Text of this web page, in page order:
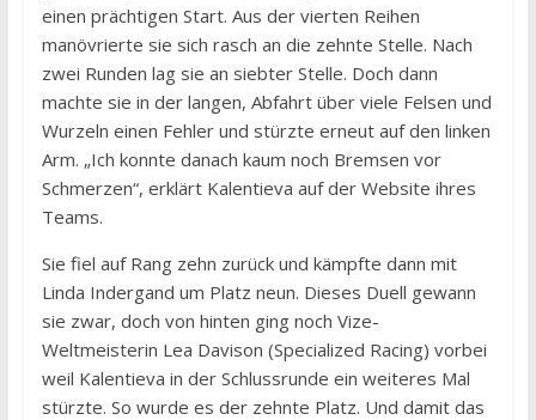
einen prächtigen Start. Aus der vierten Reihen
manövrierte sie sich rasch an die zehnte Stelle. Nach
zwei Runden lag sie an siebter Stelle. Doch dann
machte sie in der langen, Abfahrt über viele Felsen und
Wurzeln einen Fehler und stürzte erneut auf den linken
Arm. „Ich konnte danach kaum noch Bremsen vor
Schmerzen“, erklärt Kalentieva auf der Website ihres
Teams.
Sie fiel auf Rang zehn zurück und kämpfte dann mit
Linda Indergand um Platz neun. Dieses Duell gewann
sie zwar, doch von hinten ging noch Vize-
Weltmeisterin Lea Davison (Specialized Racing) vorbei
weil Kalentieva in der Schlussrunde ein weiteres Mal
stürzte. So wurde es der zehnte Platz. Und damit das